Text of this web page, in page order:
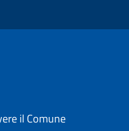
il Comune